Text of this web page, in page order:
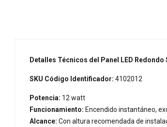
Detalles Técnicos del Panel LED
SKU Código Identificador: 4102012
Potencia: 12 watt
Funcionamiento: Encendido instantáneo,
Alcance: Con altura recomendada de